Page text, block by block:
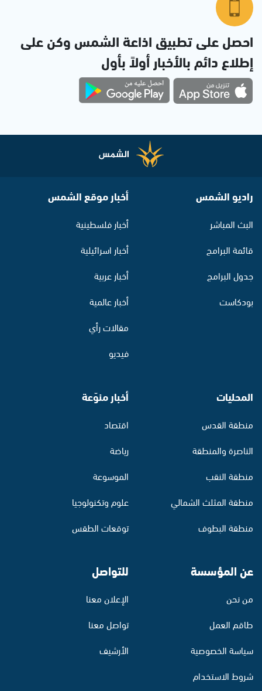
احصل على تطبيق اذاعة الشمس وكن على
إطلاع دائم بالأخبار أولاً بأول
راديو الشمس
البث المباشر
قائمة البرامج
جدول البرامج
بودكاست
أخبار موقع الشمس
أخبار فلسطينية
أخبار اسرائيلية
أخبار عربية
أخبار عالمية
مقالات رأي
فيديو
المحليات
منطقة القدس
الناصرة والمنطقة
منطقة النقب
منطقة المثلث الشمالي
منطقة البطوف
أخبار منوّعة
اقتصاد
رياضة
الموسوعة
علوم وتكنولوجيا
توقعات الطقس
عن المؤسسة
من نحن
طاقم العمل
سياسة الخصوصية
شروط الاستخدام
للتواصل
الإعلان معنا
تواصل معنا
الأرشيف